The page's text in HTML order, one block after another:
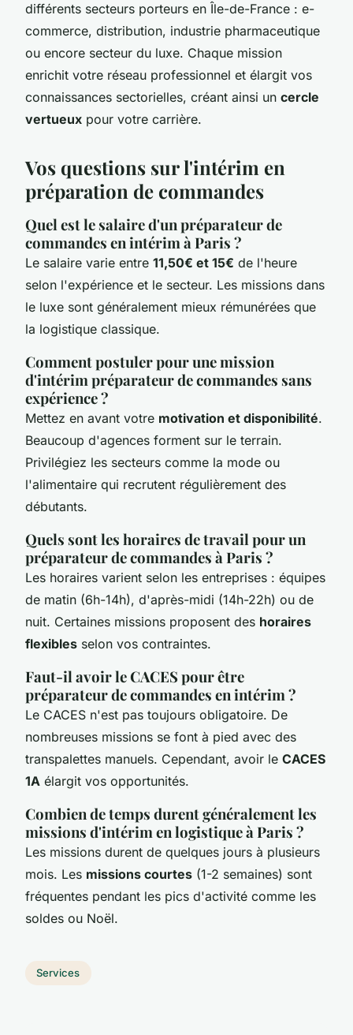
différents secteurs porteurs en Île-de-France : e-
commerce, distribution, industrie pharmaceutique
ou encore secteur du luxe. Chaque mission
enrichit votre réseau professionnel et élargit vos
connaissances sectorielles, créant ainsi un cercle
vertueux pour votre carrière.
Vos questions sur l'intérim en
préparation de commandes
Quel est le salaire d'un préparateur de
commandes en intérim à Paris ?
Le salaire varie entre 11,50€ et 15€ de l'heure
selon l'expérience et le secteur. Les missions dans
le luxe sont généralement mieux rémunérées que
la logistique classique.
Comment postuler pour une mission
d'intérim préparateur de commandes sans
expérience ?
Mettez en avant votre motivation et disponibilité.
Beaucoup d'agences forment sur le terrain.
Privilégiez les secteurs comme la mode ou
l'alimentaire qui recrutent régulièrement des
débutants.
Quels sont les horaires de travail pour un
préparateur de commandes à Paris ?
Les horaires varient selon les entreprises : équipes
de matin (6h-14h), d'après-midi (14h-22h) ou de
nuit. Certaines missions proposent des horaires
flexibles selon vos contraintes.
Faut-il avoir le CACES pour être
préparateur de commandes en intérim ?
Le CACES n'est pas toujours obligatoire. De
nombreuses missions se font à pied avec des
transpalettes manuels. Cependant, avoir le CACES
1A élargit vos opportunités.
Combien de temps durent généralement les
missions d'intérim en logistique à Paris ?
Les missions durent de quelques jours à plusieurs
mois. Les missions courtes (1-2 semaines) sont
fréquentes pendant les pics d'activité comme les
soldes ou Noël.
Services